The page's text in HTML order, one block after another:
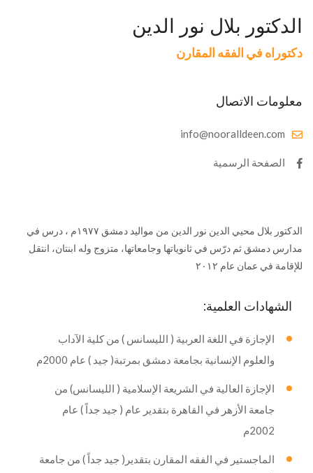
الدكتور بلال نور الدين
دكتوراه في الفقه المقارن
معلومات الاتصال
info@nooralldeen.com
الصفحة الرسمية
الدكتور بلال محيي الدين نور الدين من مواليد دمشق ١٩٧٧م ، درس في
مدارس دمشق ثم درّس في ثانوياتها وجامعاتها، متزوج وله ابنتان، انتقل
للإقامة في عمان عام ٢٠١٢
الشهادات العلمية:
الإجازة في اللغة العربية ( الليسانس ) من كلية الآداب
والعلوم الإنسانية بجامعة دمشق بمرتبة( جيد ) عام 2000م
الإجازة العالية في الشريعة الإسلامية ( الليسانس) من
جامعة الأزهر في القاهرة بتقدير عام ( جيد جداً ) عام
2002م
الماجستير في الفقه المقارن بتقدير( جيد جداً ) من جامعة